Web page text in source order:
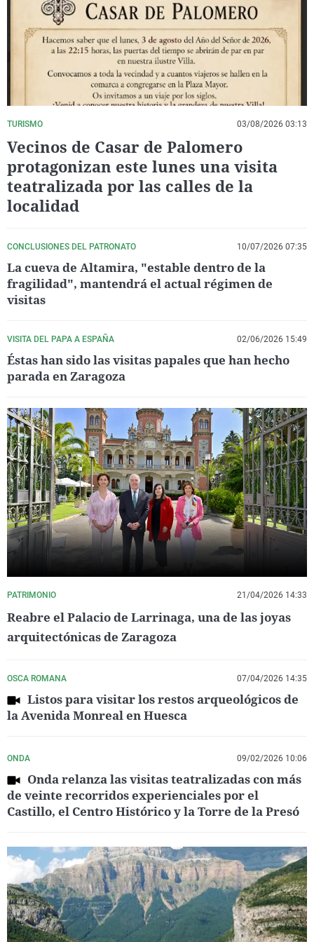
La rosa de los vientos
Gente viajera
Como el perro y el
Caso
Retornados
Equipo de
Operación Viuda
Extremadura
Galicia
La Rioja
Navarra
País Vasco
Virales
Televisión
Elecciones
TURISMO 03/08/2026 03:13
Vecinos de Casar de Palomero
protagonizan este lunes una visita
teatralizada por las calles de la
localidad
CONCLUSIONES DEL PATRONATO 10/07/2026 07:35
La cueva de Altamira, "estable dentro de la
fragilidad", mantendrá el actual régimen de
visitas
VISITA DEL PAPA A ESPAÑA 02/06/2026 15:49
Éstas han sido las visitas papales que han hecho
parada en Zaragoza
PATRIMONIO 21/04/2026 14:33
Reabre el Palacio de Larrinaga, una de las joyas
arquitectónicas de Zaragoza
OSCA ROMANA 07/04/2026 14:35
Listos para visitar los restos arqueológicos de
la Avenida Monreal en Huesca
ONDA 09/02/2026 10:06
Onda relanza las visitas teatralizadas con más
de veinte recorridos experienciales por el
Castillo, el Centro Histórico y la Torre de la Presó